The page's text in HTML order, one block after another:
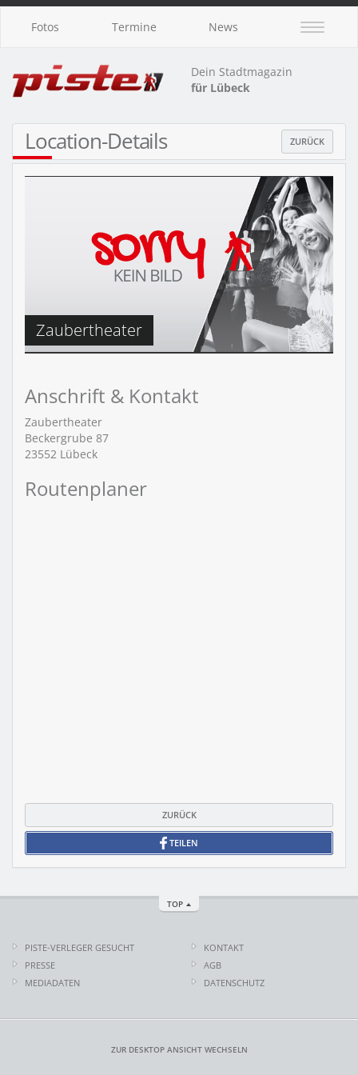
Fotos Termine News
Dein Stadtmagazin
für Lübeck
Location-Details ZURÜCK
Zaubertheater
Anschrift & Kontakt
Zaubertheater
Beckergrube 87
23552 Lübeck
Routenplaner
ZURÜCK
TEILEN
TOP
PISTE-VERLEGER GESUCHT
PRESSE
MEDIADATEN
KONTAKT
AGB
DATENSCHUTZ
ZUR DESKTOP ANSICHT WECHSELN